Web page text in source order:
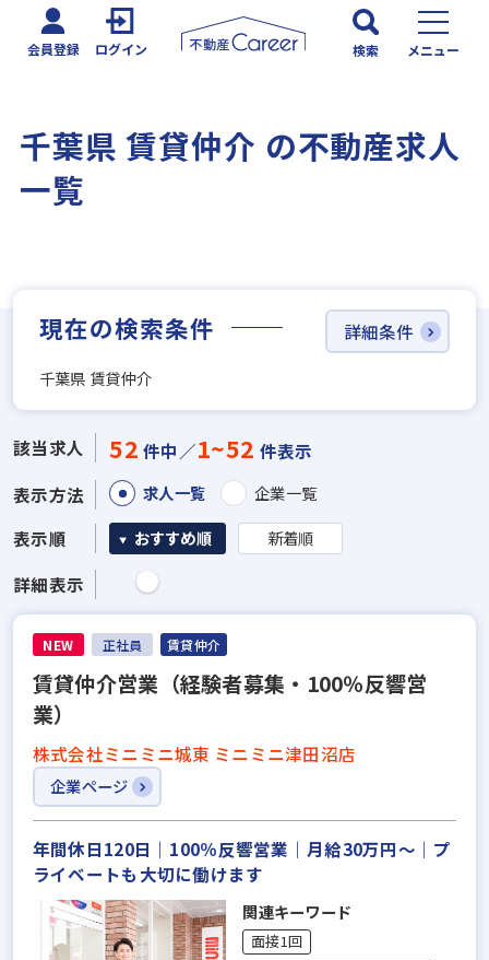
会員登録 ログイン 検索 メニュー
千葉県 賃貸仲介 の不動産求人
一覧
現在の検索条件
千葉県 賃貸仲介
詳細条件
該当求人 52 件中／1~52 件表示
表示方法
求人一覧 企業一覧
表示順 おすすめ順 新着順
詳細表示
NEW 正社員 賃貸仲介
賃貸仲介営業（経験者募集・100％反響営
業）
株式会社ミニミニ城東 ミニミニ津田沼店
企業ページ
年間休日120日｜100％反響営業｜月給30万円～｜プ
ライベートも大切に働けます
関連キーワード
面接1回